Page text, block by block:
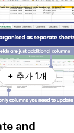
+ 추가 1개
and